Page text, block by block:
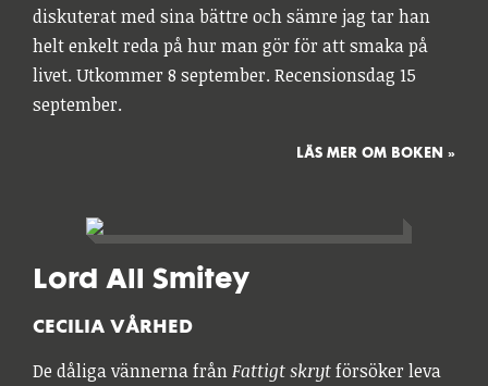
diskuterat med sina bättre och sämre jag tar han
helt enkelt reda på hur man gör för att smaka på
livet. Utkommer 8 september. Recensionsdag 15
september.
LÄS MER OM BOKEN »
Lord All Smitey
CECILIA VÅRHED
De dåliga vännerna frånFattigt skrytförsöker leva